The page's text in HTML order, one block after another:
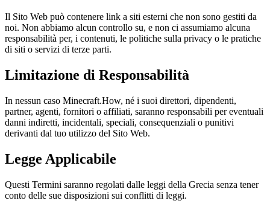
Il Sito Web può contenere link a siti esterni che non sono gestiti da
noi. Non abbiamo alcun controllo su, e non ci assumiamo alcuna
responsabilità per, i contenuti, le politiche sulla privacy o le pratiche
di siti o servizi di terze parti.
Limitazione di Responsabilità
In nessun caso Minecraft.How, né i suoi direttori, dipendenti,
partner, agenti, fornitori o affiliati, saranno responsabili per eventuali
danni indiretti, incidentali, speciali, consequenziali o punitivi
derivanti dal tuo utilizzo del Sito Web.
Legge Applicabile
Questi Termini saranno regolati dalle leggi della Grecia senza tener
conto delle sue disposizioni sui conflitti di leggi.